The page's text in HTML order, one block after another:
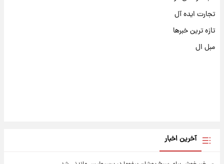
تجارت ایده آل
تازه ترین خبرها
مبل ال
آخرین اخبار